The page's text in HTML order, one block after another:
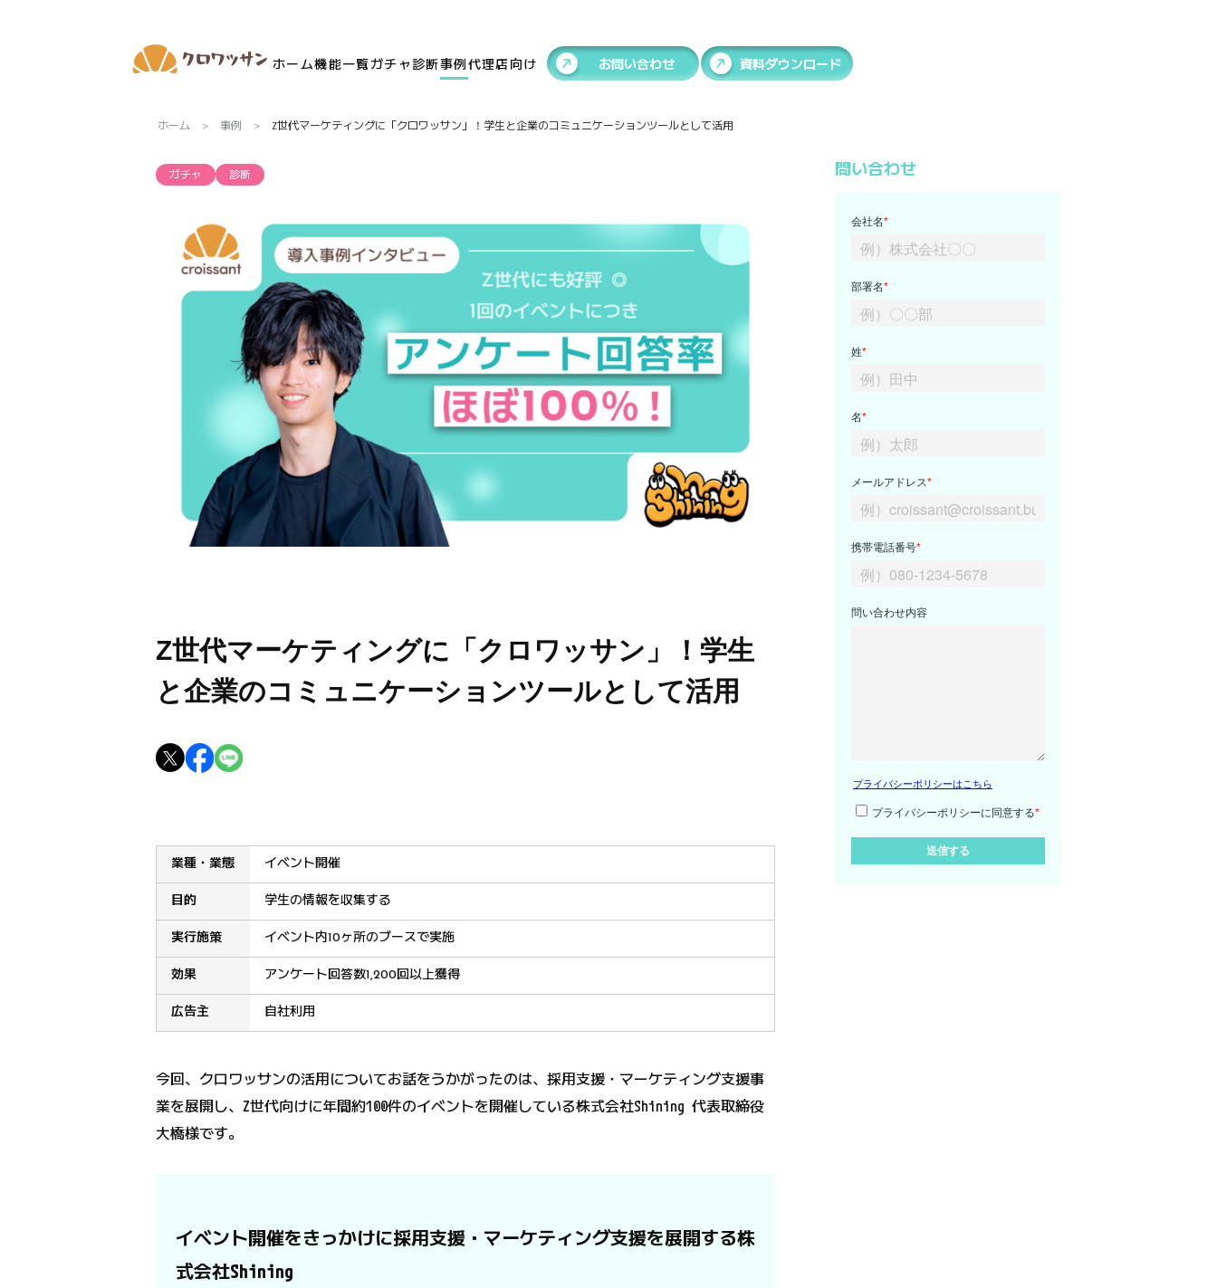
ホーム機能一覧ガチャ 診断事例代理店向け お問い合わせ 資料ダウンロード
ホーム 事例 Z世代マーケティングに「クロワッサン」！学生と企業のコミュニケーションツールとして活用
ガチャ 診断
Z世代マーケティングに「クロワッサン」！学生
と企業のコミュニケーションツールとして活用
業種・業態 イベント開催
目的 学生の情報を収集する
実行施策 イベント内10ヶ所のブースで実施
効果 アンケート回答数1,200回以上獲得
広告主 自社利用
今回、クロワッサンの活用についてお話をうかがったのは、採用支援・マーケティング支援事
業を展開し、Z世代向けに年間約100件のイベントを開催している株式会社Shining 代表取締役
大橋様です。
イベント開催をきっかけに採用支援・マーケティング支援を展開する株
式会社Shining
問い合わせ